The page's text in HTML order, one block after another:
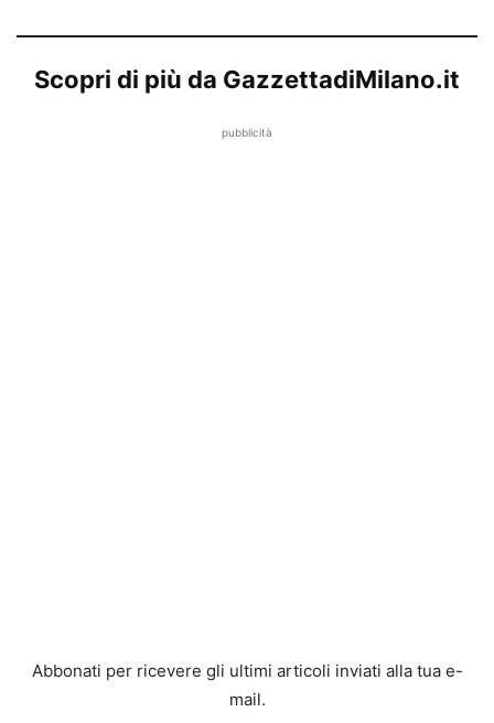
Scopri di più da GazzettadiMilano.it
pubblicità
Abbonati per ricevere gli ultimi articoli inviati alla tua e-
mail.